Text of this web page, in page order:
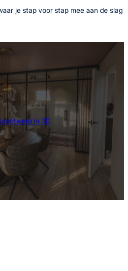
je stap voor stap mee aan de slag
in 3D